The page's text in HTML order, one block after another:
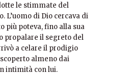
le stimmate del
L’uomo di Dio cercava di
più poteva, fino alla sua
propalare il segreto del
a celare il prodigio
almeno dai
intimità con lui.